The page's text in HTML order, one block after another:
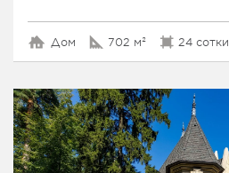
Дом 702 м² 24 сотки